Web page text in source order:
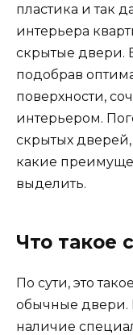
пластика и так
интерьера
скрытые двери.
подобрав
поверхности,
интерьером.
скрытых
какие
выделить.
Что такое
По сути, это
обычные двери.
наличие